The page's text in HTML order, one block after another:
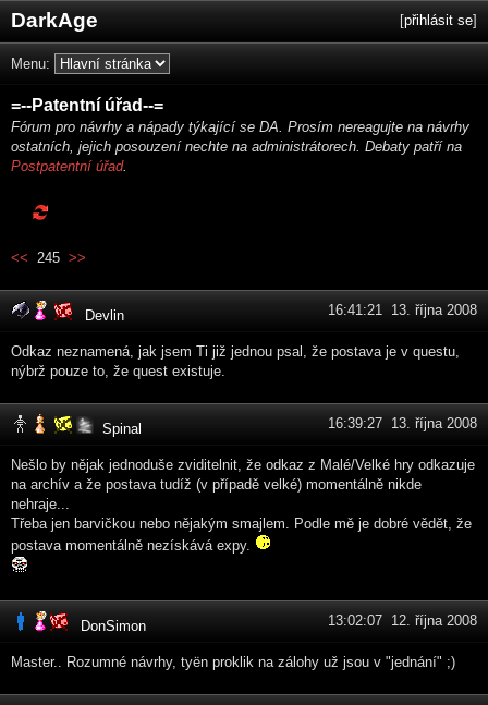
DarkAge [přihlásit se]
Menu:
=--Patentní úřad--=
Fórum pro návrhy a nápady týkající se DA. Prosím nereagujte na návrhy
ostatních, jejich posouzení nechte na administrátorech. Debaty patří na
Postpatentní úřad.
<< 245 >>
Devlin 16:41:21 13. října 2008
Odkaz neznamená, jak jsem Ti již jednou psal, že postava je v questu,
nýbrž pouze to, že quest existuje.
Spinal 16:39:27 13. října 2008
Nešlo by nějak jednoduše zviditelnit, že odkaz z Malé/Velké hry odkazuje
na archív a že postava tudíž (v případě velké) momentálně nikde
nehraje...
Třeba jen barvičkou nebo nějakým smajlem. Podle mě je dobré vědět, že
postava momentálně nezískává expy.
DonSimon 13:02:07 12. října 2008
Master.. Rozumné návrhy, tyën proklik na zálohy už jsou v "jednání" ;)